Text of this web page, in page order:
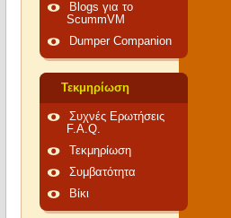
Blogs για το
ScummVM
Dumper Companion
Τεκμηρίωση
Συχνές Ερωτήσεις
F.A.Q.
Τεκμηρίωση
Συμβατότητα
Βίκι